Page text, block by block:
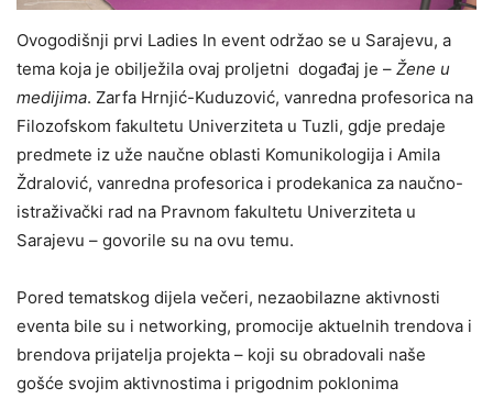
Ovogodišnji prvi Ladies In event održao se u Sarajevu, a
tema koja je obilježila ovaj proljetni događaj je – Žene u
medijima. Zarfa Hrnjić-Kuduzović, vanredna profesorica na
Filozofskom fakultetu Univerziteta u Tuzli, gdje predaje
predmete iz uže naučne oblasti Komunikologija i Amila
Ždralović, vanredna profesorica i prodekanica za naučno-
istraživački rad na Pravnom fakultetu Univerziteta u
Sarajevu – govorile su na ovu temu.
Pored tematskog dijela večeri, nezaobilazne aktivnosti
eventa bile su i networking, promocije aktuelnih trendova i
brendova prijatelja projekta – koji su obradovali naše
gošće svojim aktivnostima i prigodnim poklonima